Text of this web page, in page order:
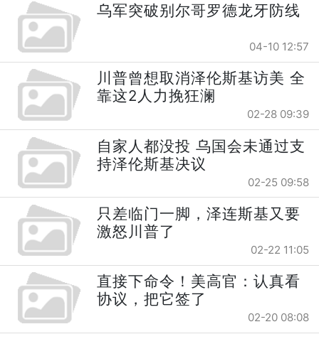
乌军突破别尔哥罗德龙牙防线
04-10 12:57
川普曾想取消泽伦斯基访美 全
靠这2人力挽狂澜
02-28 09:39
自家人都没投 乌国会未通过支
持泽伦斯基决议
02-25 09:58
只差临门一脚，泽连斯基又要
激怒川普了
02-22 11:05
直接下命令！美高官：认真看
协议，把它签了
02-20 08:08